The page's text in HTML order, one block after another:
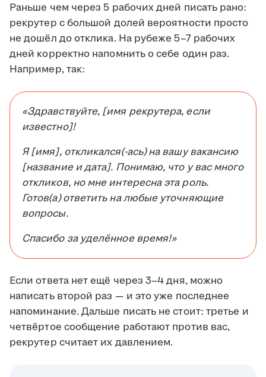
Раньше чем через 5 рабочих дней писать рано:
рекрутер с большой долей вероятности просто
не дошёл до отклика. На рубеже 5–7 рабочих
дней корректно напомнить о себе один раз.
Например, так:
«Здравствуйте, [имя рекрутера, если
известно]!
Я [имя], откликался(-ась) на вашу вакансию
[название и дата]. Понимаю, что у вас много
откликов, но мне интересна эта роль.
Готов(а) ответить на любые уточняющие
вопросы.
Спасибо за уделённое время!»
Если ответа нет ещё через 3–4 дня, можно
написать второй раз — и это уже последнее
напоминание. Дальше писать не стоит: третье и
четвёртое сообщение работают против вас,
рекрутер считает их давлением.